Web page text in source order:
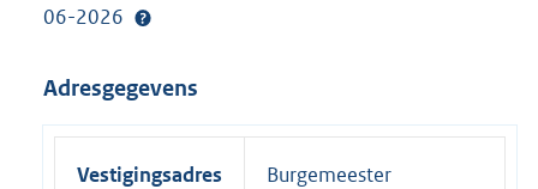
06-2026
Adresgegevens
Vestigingsadres
Burgemeester